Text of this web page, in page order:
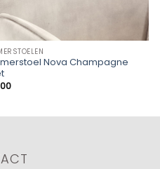
Nova Champagne